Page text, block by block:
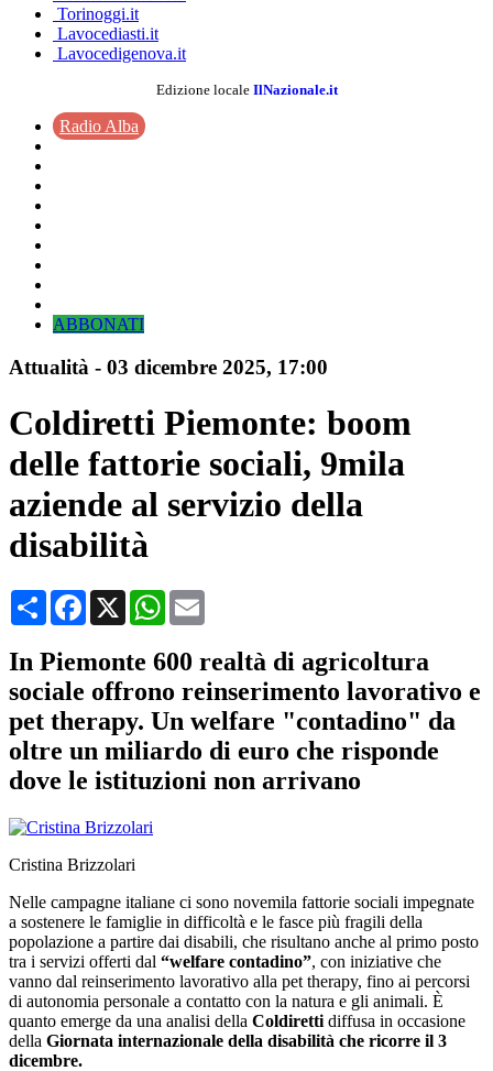
Torinoggi.it
Lavocediasti.it
Lavocedigenova.it
Edizione locale IlNazionale.it
Radio Alba
ABBONATI
Attualità - 03 dicembre 2025, 17:00
Coldiretti Piemonte: boom
delle fattorie sociali, 9mila
aziende al servizio della
disabilità
CondividiFacebook
X WhatsApp
In Piemonte 600 realtà di agricoltura
sociale offrono reinserimento lavorativo e
pet therapy. Un welfare "contadino" da
oltre un miliardo di euro che risponde
dove le istituzioni non arrivano
Cristina Brizzolari
Nelle campagne italiane ci sono novemila fattorie sociali impegnate
a sostenere le famiglie in difficoltà e le fasce più fragili della
popolazione a partire dai disabili, che risultano anche al primo posto
tra i servizi offerti dal “welfare contadino”, con iniziative che
vanno dal reinserimento lavorativo alla pet therapy, fino ai percorsi
di autonomia personale a contatto con la natura e gli animali. È
quanto emerge da una analisi della Coldiretti diffusa in occasione
della Giornata internazionale della disabilità che ricorre il 3
dicembre.